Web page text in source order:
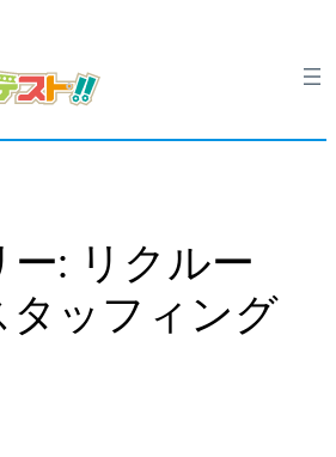
ー: リクルー
タッフィング